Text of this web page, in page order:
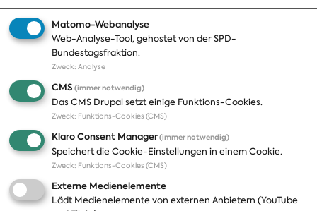
Themen
Positionen
Publikationen
Presse
Fotos
Pressekontakt
Termine
Jobs und Ausbildung
Matomo-Webanalyse
Web-Analyse-Tool, gehostet von der SPD-
Bundestagsfraktion.
Zweck: Analyse
CMS (immer notwendig)
Das CMS Drupal setzt einige Funktions-Cookies.
Zweck: Funktions-Cookies (CMS)
Klaro Consent Manager(immer notwendig)
Speichert die Cookie-Einstellungen in einem Cookie.
Zweck: Funktions-Cookies (CMS)
Externe Medienelemente
Lädt Medienelemente von externen Anbietern (YouTube